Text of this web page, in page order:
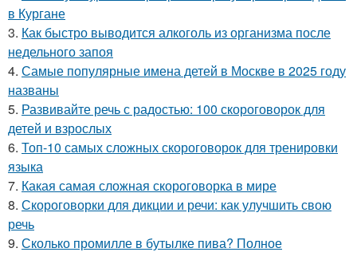
в Кургане
3. Как быстро выводится алкоголь из организма после
недельного запоя
4. Самые популярные имена детей в Москве в 2025 году
названы
5. Развивайте речь с радостью: 100 скороговорок для
детей и взрослых
6. Топ-10 самых сложных скороговорок для тренировки
языка
7. Какая самая сложная скороговорка в мире
8. Скороговорки для дикции и речи: как улучшить свою
речь
9. Сколько промилле в бутылке пива? Полное